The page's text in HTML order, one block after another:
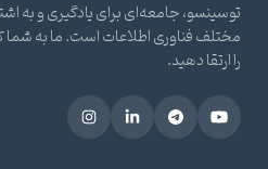
توسینسو، جامعه‌ای برای یادگیری و به
مختلف فناوری اطلاعات است. ما به
را ارتقا دهید.